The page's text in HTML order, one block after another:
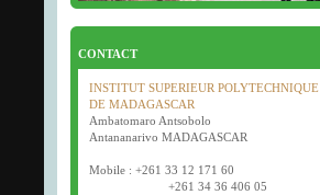
CONTACT
INSTITUT SUPERIEUR POLYTECHNIQUE
DE MADAGASCAR
Ambatomaro Antsobolo
Antananarivo MADAGASCAR
Mobile : +261 33 12 171 60
+261 34 36 406 05